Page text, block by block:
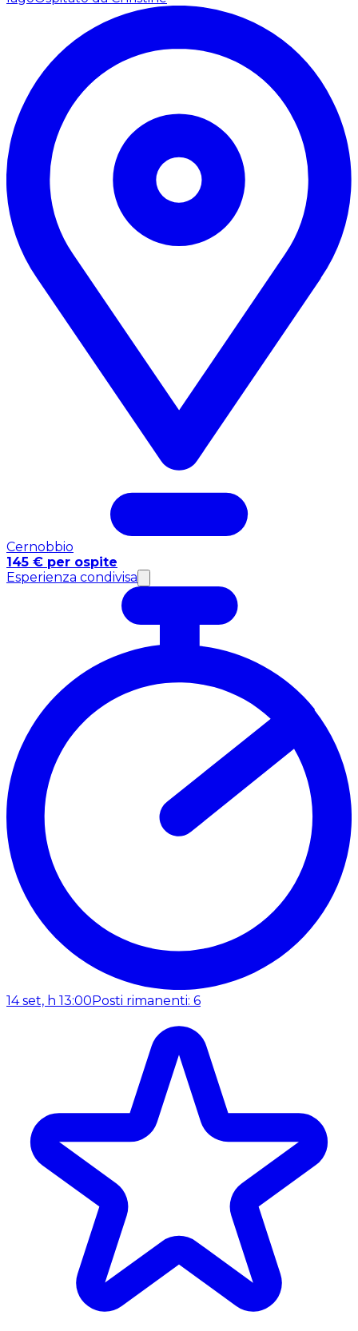
Cernobbio
145 € per ospite
Esperienza condivisa
14 set, h 13:00Posti rimanenti: 6